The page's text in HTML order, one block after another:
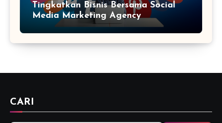
Tingkatkan Bisnis Bersama Social
Media Marketing Agency
CARI